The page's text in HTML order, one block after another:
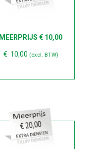
MEERPRIJS € 10,00
€ 10,00 (excl. BTW)